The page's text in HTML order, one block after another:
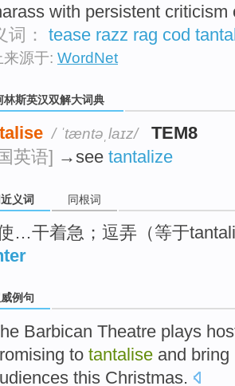
with persistent criticism
词： tease razz rag cod
来源于: WordNet
林斯英汉双解大词典
/ ˈtæntəˌlaɪz/
TEM8
英语] →see tantalize
义词 同根词
…干着急；逗弄（等于
例句
Barbican Theatre plays
to tantalise and
this Christmas.